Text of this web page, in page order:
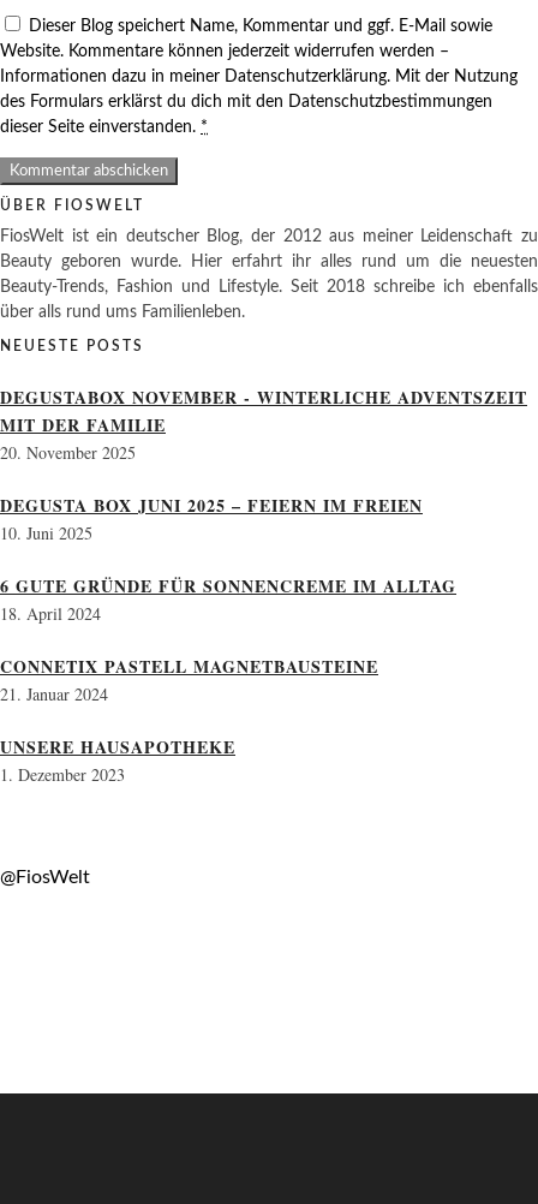
Dieser Blog speichert Name, Kommentar und ggf. E-Mail sowie
Website. Kommentare können jederzeit widerrufen werden –
Informationen dazu in meiner Datenschutzerklärung. Mit der Nutzung
des Formulars erklärst du dich mit den Datenschutzbestimmungen
dieser Seite einverstanden. *
ÜBER FIOSWELT
FiosWelt ist ein deutscher Blog, der 2012 aus meiner Leidenschaft zu
Beauty geboren wurde. Hier erfahrt ihr alles rund um die neuesten
Beauty-Trends, Fashion und Lifestyle. Seit 2018 schreibe ich ebenfalls
über alls rund ums Familienleben.
NEUESTE POSTS
DEGUSTABOX NOVEMBER - WINTERLICHE ADVENTSZEIT
MIT DER FAMILIE
20. November 2025
DEGUSTA BOX JUNI 2025 – FEIERN IM FREIEN
10. Juni 2025
6 GUTE GRÜNDE FÜR SONNENCREME IM ALLTAG
18. April 2024
CONNETIX PASTELL MAGNETBAUSTEINE
21. Januar 2024
UNSERE HAUSAPOTHEKE
1. Dezember 2023
@FiosWelt